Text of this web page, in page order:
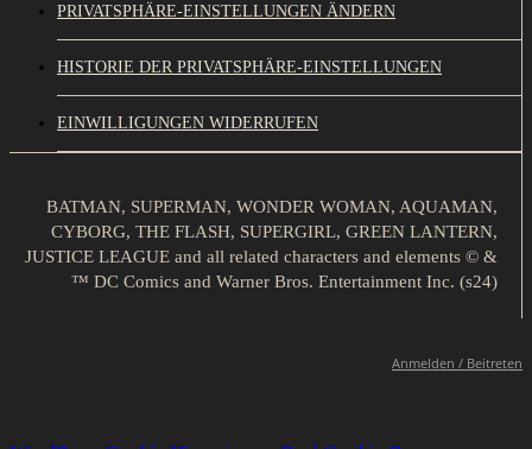
PRIVATSPHÄRE-EINSTELLUNGEN ÄNDERN
HISTORIE DER PRIVATSPHÄRE-EINSTELLUNGEN
EINWILLIGUNGEN WIDERRUFEN
BATMAN, SUPERMAN, WONDER WOMAN, AQUAMAN,
CYBORG, THE FLASH, SUPERGIRL, GREEN LANTERN,
JUSTICE LEAGUE and all related characters and elements © &
™ DC Comics and Warner Bros. Entertainment Inc. (s24)
Anmelden / Beitreten